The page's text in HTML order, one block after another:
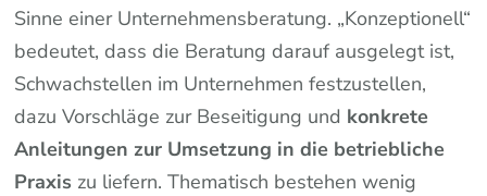
Sinne einer Unternehmensberatung. „Konzeptionell“
bedeutet, dass die Beratung darauf ausgelegt ist,
Schwachstellen im Unternehmen festzustellen,
dazu Vorschläge zur Beseitigung und konkrete
Anleitungen zur Umsetzung in die betriebliche
Praxis zu liefern. Thematisch bestehen wenig